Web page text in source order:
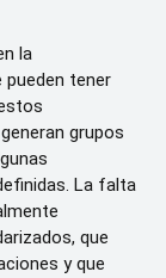
la
tener
grupos
La falta
que
y que